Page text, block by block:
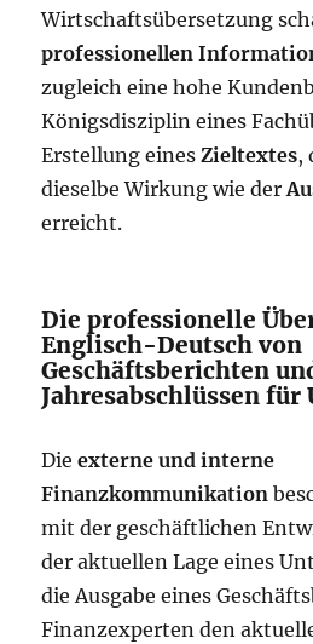
Wirtschaftsübersetzung
professionellen
zugleich eine hohe
Königsdisziplin eines
Erstellung einesZieltextes,
dieselbe Wirkung wie der
erreicht.
Die professionelle
Englisch-Deutsch von
Geschäftsberichten
Jahresabschlüssen für
Dieexterne und interne
Finanzkommunikation
mit der geschäftlichen
der aktuellen Lage eines
die Ausgabe eines
Finanzexperten den